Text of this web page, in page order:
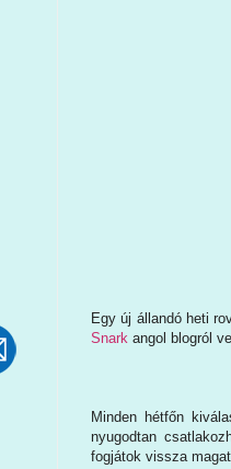
Egy új állandó heti
Snark angol blogról
Minden hétfőn
nyugodtan
fogjátok vissza